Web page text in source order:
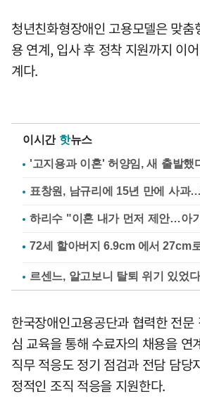
청년친화형장애인 고용모델은 맞춤
용 연계, 입사 후 정착 지원까지 이
계다.
이시간 핫뉴스
'고지용과 이혼' 허양임, 새 출발했
표창원, 남규리에 15년 만에 사과
하리수 "이혼 내가 먼저 제안…아
르센느, 알고보니 탈퇴 위기 있었다
한국장애인고용공단과 협력한 전
심 교육을 통해 수료자의 채용을 연
직무 적응도 정기 점검과 전담 담당
정적인 조직 적응을 지원한다.